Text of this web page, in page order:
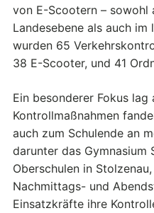
von E-Scootern – sowohl
Landesebene als auch im
wurden 65
38 E-Scooter, und 41
Ein besonderer Fokus
Kontrollmaßnahmen
auch zum Schulende an
darunter das Gymnasium
Oberschulen in
Nachmittags- und
Einsatzkräfte ihre